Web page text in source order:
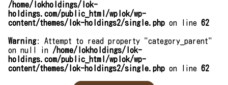
/home/lokholdings/lok-
holdings.com/public_html/wplok/wp-
content/themes/lok-holdings2/single.php on line 62
Warning: Attempt to read property "category_parent"
on null in /home/lokholdings/lok-
holdings.com/public_html/wplok/wp-
content/themes/lok-holdings2/single.php on line 62